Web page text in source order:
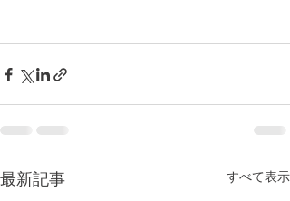
最新記事 すべて表示